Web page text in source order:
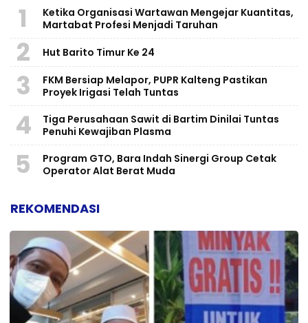
1
Ketika Organisasi Wartawan Mengejar Kuantitas,
Martabat Profesi Menjadi Taruhan
2 Hut Barito Timur Ke 24
3
FKM Bersiap Melapor, PUPR Kalteng Pastikan
Proyek Irigasi Telah Tuntas
4
Tiga Perusahaan Sawit di Bartim Dinilai Tuntas
Penuhi Kewajiban Plasma
5
Program GTO, Bara Indah Sinergi Group Cetak
Operator Alat Berat Muda
REKOMENDASI